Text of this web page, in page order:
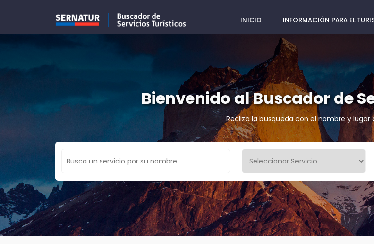
INICIO INFORMACIÓN PARA EL
Bienvenido al Buscador de
Realiza la busqueda con el nombre y lugar